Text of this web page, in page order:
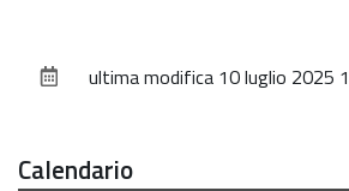
documentoultima modifica 10 luglio 2025
Calendario